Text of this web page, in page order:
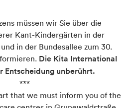
Schule Berlin
School
Kindergarten
müssen wir Sie über die
Kant-Kindergärten in der
in der Bundesallee zum 30.
Die Kita International
Entscheidung unberührt.
***
that we must inform you of the